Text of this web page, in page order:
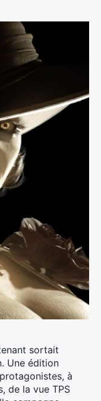
sortait
Une édition
à
de la vue TPS